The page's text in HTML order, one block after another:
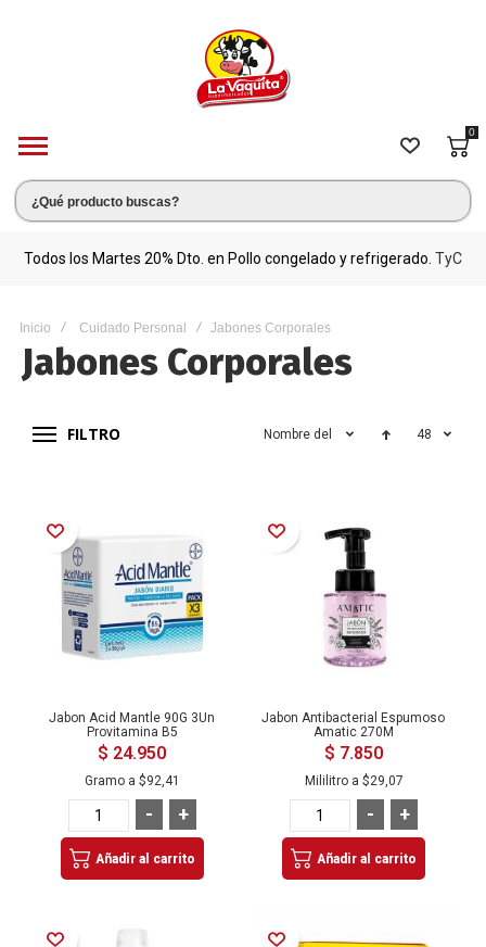
0
Todos los Martes 20% Dto. en Pollo congelado y refrigerado. TyC
Inicio Cuidado Personal Jabones Corporales
Jabones Corporales
FILTRO Nombre del producto 48
Añadir a la Lista de Deseos
Jabon Acid Mantle 90G 3Un
Provitamina B5
$ 24.950
Gramo a $92,41
+
-
Añadir al carrito
Añadir a la Lista de Deseos
Jabon Antibacterial Espumoso
Amatic 270M
$ 7.850
Mililitro a $29,07
+
-
Añadir al carrito
Añadir a la Lista de Deseos Añadir a la Lista de Deseos